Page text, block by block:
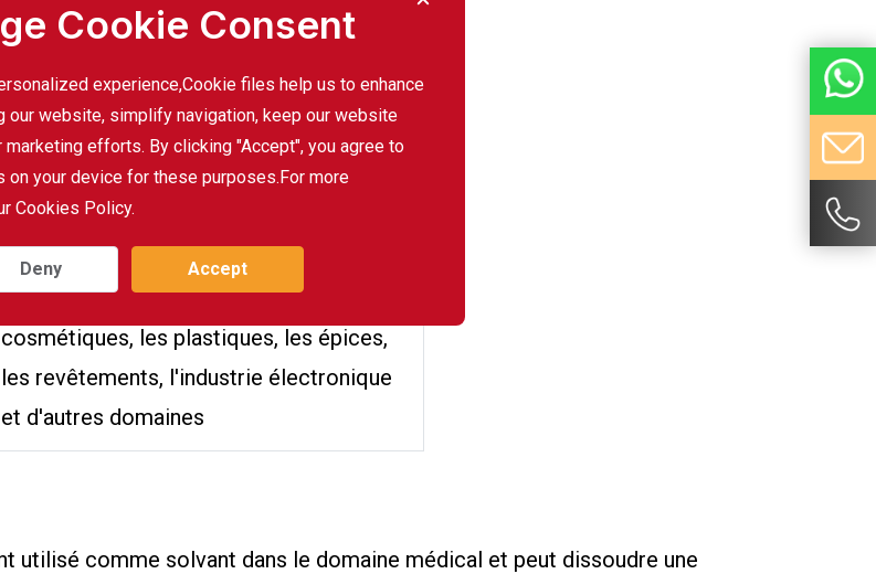
Cookie Consent
experience,Сookie files help us to enhance
our website, simplify navigation, keep our website
efforts. By clicking "Accept", you agree to
your device for these purposes.For more
Cookies Policy.
Deny Accept
Liquide transparent incolore
Il est miscible à l'eau et peut être
miscible dans la plupart des solvants
organiques tels que l'alcool, l'éther, le
Largement utilisé dans la médecine, les
cosmétiques, les plastiques, les épices,
les revêtements, l'industrie électronique
et d'autres domaines
utilisé comme solvant dans le domaine médical et peut dissoudre une